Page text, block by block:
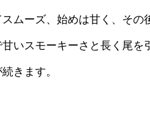
スムーズ、始めは甘く、その
いスモーキーさと長く尾を
きます。